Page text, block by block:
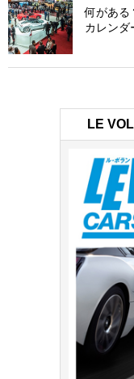
何がある
カレンダ
LE